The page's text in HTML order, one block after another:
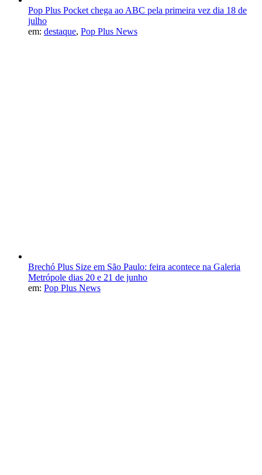
Pop Plus Pocket chega ao ABC pela primeira vez dia 18 de
julho
em: destaque, Pop Plus News
Brechó Plus Size em São Paulo: feira acontece na Galeria
Metrópole dias 20 e 21 de junho
em: Pop Plus News